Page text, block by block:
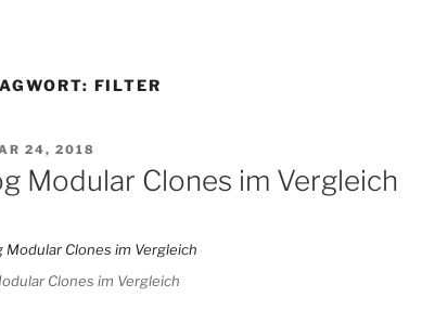
FILTER
24, 2018
Modular Clones im Vergleich
Clones im Vergleich